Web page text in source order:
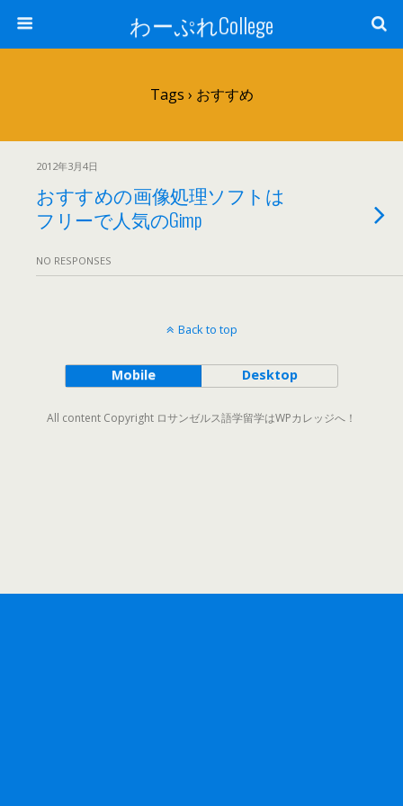
わーぷれCollege
Tags › おすすめ
2012年3月4日
おすすめの画像処理ソフトは
フリーで人気のGimp
NO RESPONSES
Back to top
Mobile Desktop
All content Copyright ロサンゼルス語学留学はWPカレッジへ！